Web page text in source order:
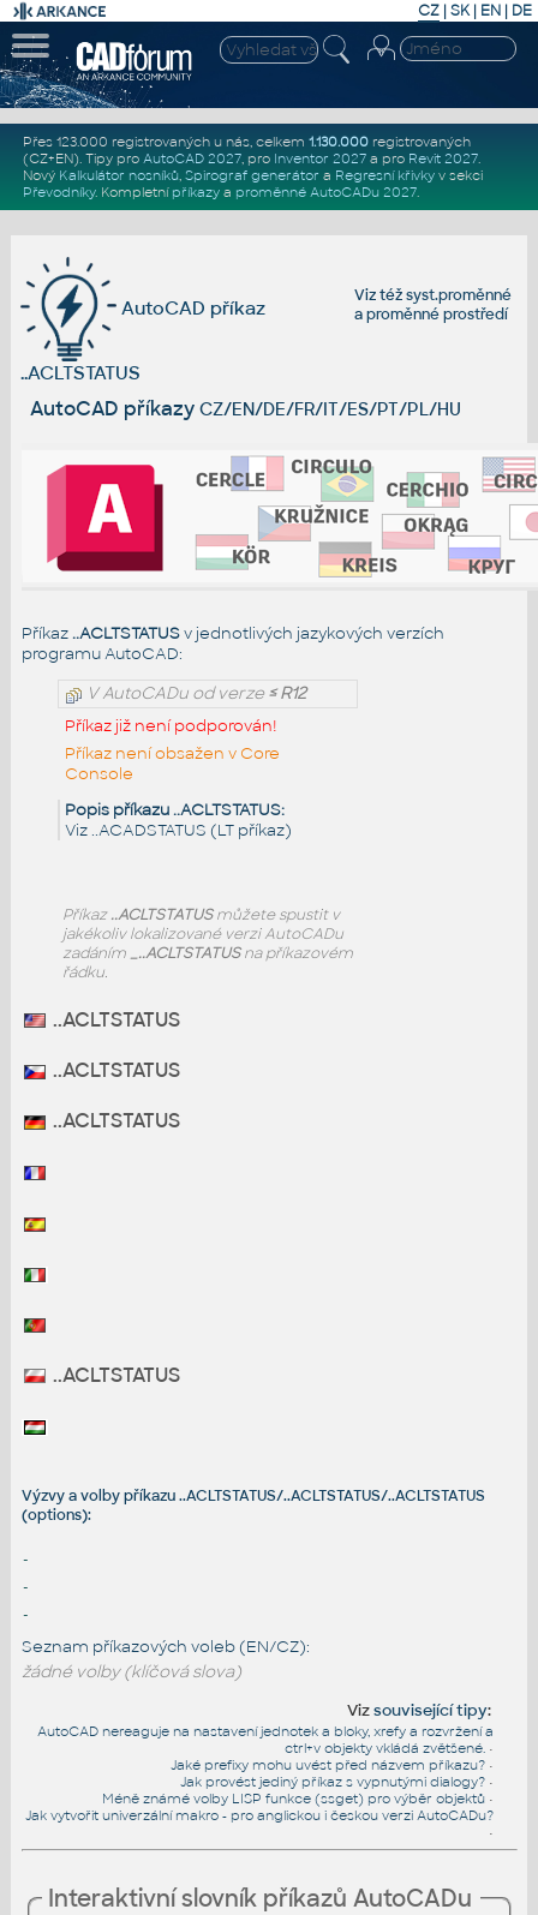
CZ | SK| EN | DE
Přes 123.000 registrovaných u nás, celkem 1.130.000registrovaných
(CZ+EN). Tipy pro AutoCAD 2027, pro Inventor 2027a pro Revit 2027.
Nový Kalkulátor nosníků, Spirograf generátor a Regresní křivkyv sekci
Převodníky. Kompletní příkazya proměnné AutoCADu 2027.
Viz téžsyst.proměnné
aproměnné prostředí
AutoCAD příkaz
..ACLTSTATUS
AutoCAD příkazy CZ/EN/DE/FR/IT/ES/PT/PL/HU
Příkaz..ACLTSTATUSv jednotlivých jazykových verzích
programu AutoCAD:
V AutoCADu od verze≤ R12
Příkaz již není podporován!
Příkaz není obsažen v Core
Console
Popis příkazu ..ACLTSTATUS:
Viz ..ACADSTATUS (LT příkaz)
Příkaz..ACLTSTATUSmůžete spustit v
jakékoliv lokalizované verzi AutoCADu
zadáním _..ACLTSTATUSna příkazovém
řádku.
..ACLTSTATUS
..ACLTSTATUS
..ACLTSTATUS
..ACLTSTATUS
Výzvy a volby příkazu ..ACLTSTATUS/..ACLTSTATUS/..ACLTSTATUS
(options):
-
-
-
Seznam příkazových voleb (EN/CZ):
žádné volby (klíčová slova)
Vizsouvisející tipy:
AutoCAD nereaguje na nastavení jednotek a bloky, xrefy a rozvržení a
ctrl+v objekty vkládá zvětšené. •
Jaké prefixy mohu uvést před názvem příkazu? •
Jak provést jediný příkaz s vypnutými dialogy? •
Méně známé volby LISP funkce (ssget) pro výběr objektů •
Jak vytvořit univerzální makro - pro anglickou i českou verzi AutoCADu?
•
Interaktivní slovník příkazů AutoCADu